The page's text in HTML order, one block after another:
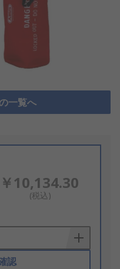
一覧へ
￥10,134.30
(税込)
認